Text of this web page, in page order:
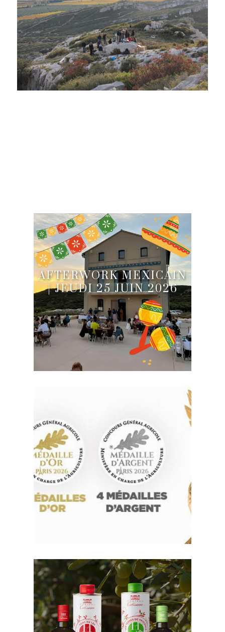
AFTERWORK MEXICAIN
| JEUDI 25 JUIN 2026